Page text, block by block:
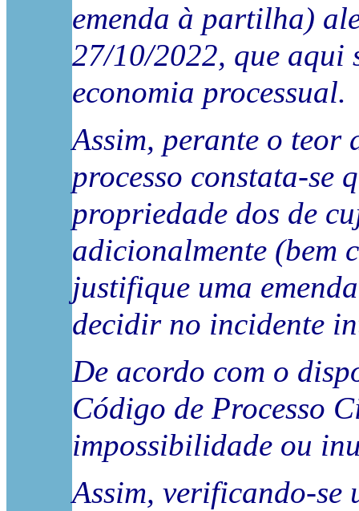
emenda à partilha)
27/10/2022, que aqui
economia processual.
Assim, perante o teor
processo constata-se
propriedade dos de
adicionalmente (bem
justifique uma
decidir no incidente
De acordo com o
Código de Processo
impossibilidade ou
Assim, verificando-se